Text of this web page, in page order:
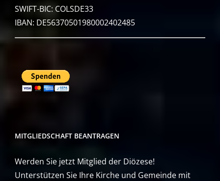
SWIFT-BIC: COLSDE33
IBAN: DE56370501980002402485
MITGLIEDSCHAFT BEANTRAGEN
Werden Sie jetzt Mitglied der Diözese!
Unterstützen Sie Ihre Kirche und Gemeinde mit